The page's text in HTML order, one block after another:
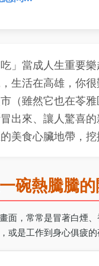
」當成人生重要
生活在高雄，你
（雖然它也在苓
出來、讓人驚喜
美食心臟地帶，
碗熱騰騰
面，常常是冒著白煙
或是工作到身心俱疲的